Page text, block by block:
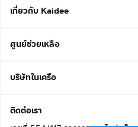
เกี่ยวกับ Kaidee
ศูนย์ช่วยเหลือ
บริษัทในเครือ
ติดต่อเรา